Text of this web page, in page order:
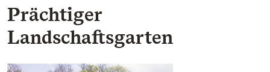
Prächtiger
Landschaftsgarten